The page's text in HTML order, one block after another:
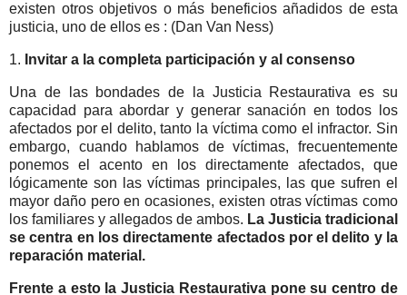
existen otros objetivos o más beneficios añadidos de esta
justicia, uno de ellos es : (Dan Van Ness)
1. Invitar a la completa participación y al consenso
Una de las bondades de la Justicia Restaurativa es su
capacidad para abordar y generar sanación en todos los
afectados por el delito, tanto la víctima como el infractor. Sin
embargo, cuando hablamos de víctimas, frecuentemente
ponemos el acento en los directamente afectados, que
lógicamente son las víctimas principales, las que sufren el
mayor daño pero en ocasiones, existen otras víctimas como
los familiares y allegados de ambos. La Justicia tradicional
se centra en los directamente afectados por el delito y la
reparación material.
Frente a esto la Justicia Restaurativa pone su centro de